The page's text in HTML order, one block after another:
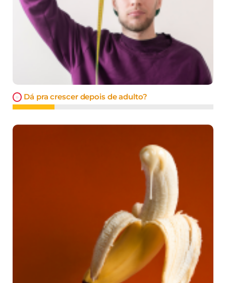
Dá pra crescer depois de adulto?